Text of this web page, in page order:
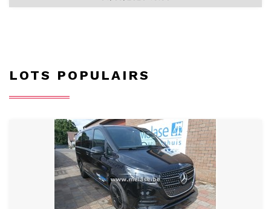
Offre: 3.500 €excl. TVA
LOTS POPULAIRS